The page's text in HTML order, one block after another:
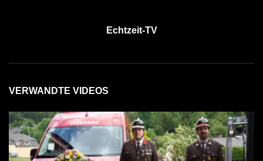
Echtzeit-TV
VERWANDTE VIDEOS